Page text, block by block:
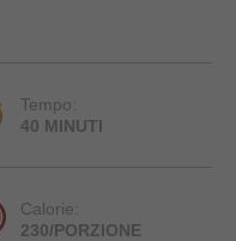
Tempo:
40 MINUTI
Calorie:
230/PORZIONE